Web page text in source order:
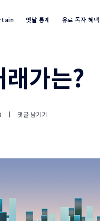
옛날 통계 유료 독자 혜택
스(www.statnews.net) 검색
가는?
댓글 남기기